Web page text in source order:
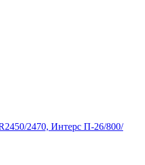
2470, Интерс П-26/800/